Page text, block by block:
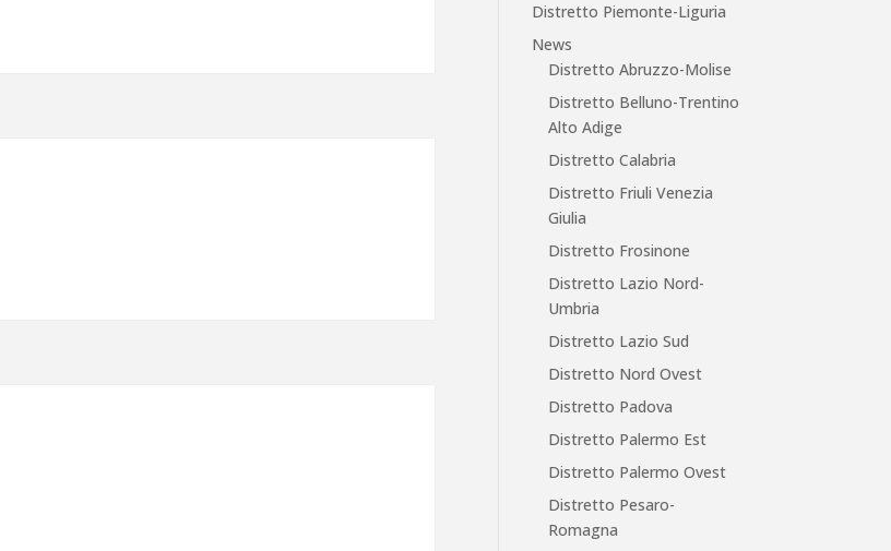
Distretto Piemonte-Liguria
News
Distretto Abruzzo-Molise
Distretto Belluno-Trentino
Alto Adige
Distretto Calabria
Distretto Friuli Venezia
Giulia
Distretto Frosinone
Distretto Lazio Nord-
Umbria
Distretto Lazio Sud
Distretto Nord Ovest
Distretto Padova
Distretto Palermo Est
Distretto Palermo Ovest
Distretto Pesaro-
Romagna